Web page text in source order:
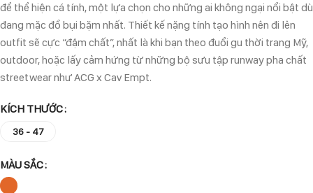
để thể hiện cá tính, một lựa chọn cho những ai không ngại nổi bật dù
đang mặc đồ bụi bặm nhất. Thiết kế nặng tính tạo hình nên đi lên
outfit sẽ cực “đậm chất”, nhất là khi bạn theo đuổi gu thời trang Mỹ,
outdoor, hoặc lấy cảm hứng từ những bộ sưu tập runway pha chất
streetwear như ACG x Cav Empt.
KÍCH THƯỚC
36 - 47
MÀU SẮC